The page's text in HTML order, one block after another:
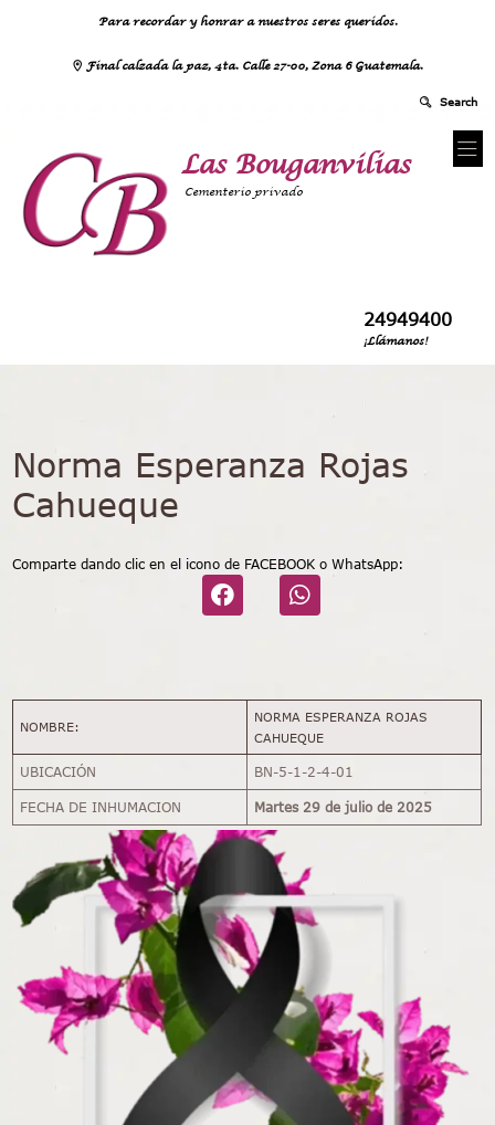
Para recordar y honrar a nuestros seres queridos.
Final calzada la paz, 4ta. Calle 27-00, Zona 6 Guatemala.
Las Bouganvilias
Cementerio privado
24949400
¡Llámanos!
Norma Esperanza Rojas
Cahueque
Comparte dando clic en el icono de FACEBOOK o WhatsApp:
NOMBRE:
NORMA ESPERANZA ROJAS
CAHUEQUE
UBICACIÓN BN-5-1-2-4-01
FECHA DE INHUMACION Martes 29 de julio de 2025